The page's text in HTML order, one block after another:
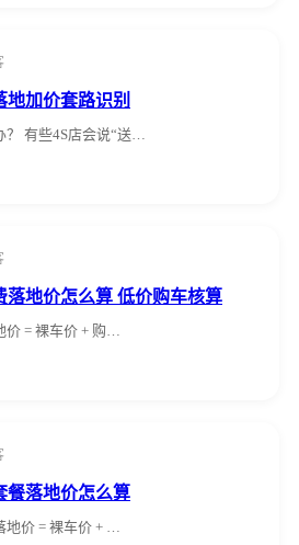
加价套路识别
有些4S店会说“送…
落地价怎么算 低价购车核算
= 裸车价 + 购…
餐落地价怎么算
价 = 裸车价 + …